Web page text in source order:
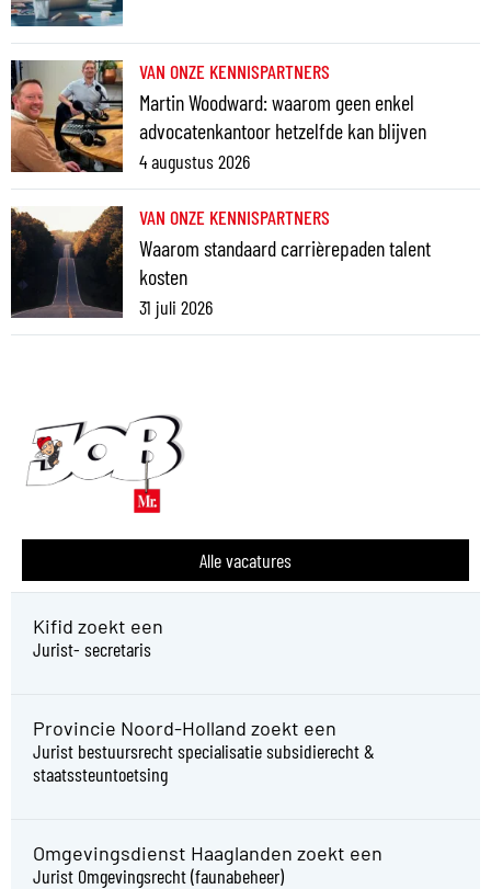
VAN ONZE KENNISPARTNERS
Martin Woodward: waarom geen enkel
advocatenkantoor hetzelfde kan blijven
4 augustus 2026
VAN ONZE KENNISPARTNERS
Waarom standaard carrièrepaden talent
kosten
31 juli 2026
Alle vacatures
Kifid zoekt een
Jurist- secretaris
Provincie Noord-Holland zoekt een
Jurist bestuursrecht specialisatie subsidierecht &
staatssteuntoetsing
Omgevingsdienst Haaglanden zoekt een
Jurist Omgevingsrecht (faunabeheer)